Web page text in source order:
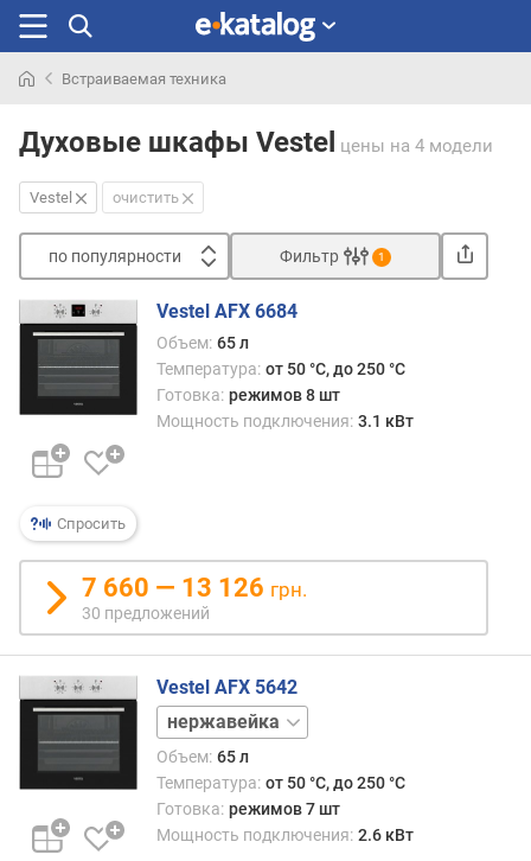
раньше
Встраиваемая техника
Духовые шкафы Vestel цены на 4 модели
Vestel очистить
по популярности
п
п
о
у
л
р
с
и
о
д
е
е
в
Фильтр 1
Спросить
Vestel AFX 6684
Объем: 65 л
Температура: от 50 °C, до 250 °C
Готовка: режимов 8 шт
Мощность подключения: 3.1 кВт
7 660 — 13 126 грн.
30 предложений
Vestel AFX 5642
черный
Объем: 65 л
Температура: от 50 °C, до 250 °C
Готовка: режимов 7 шт
Мощность подключения: 2.6 кВт